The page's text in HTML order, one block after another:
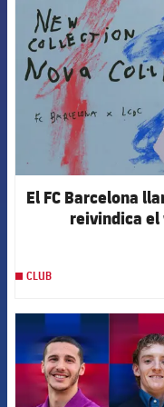
El FC Barcelona
reivindica el
CLUB